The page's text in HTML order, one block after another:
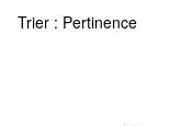
Trier : Pertinence